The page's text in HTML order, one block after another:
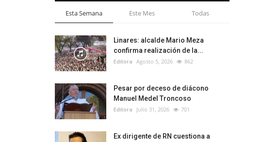
Esta Semana Este Mes Todas
Linares: alcalde Mario Meza
confirma realización de la...
Editora Agosto 5, 2026 862
Pesar por deceso de diácono
Manuel Medel Troncoso
Editora Julio 31, 2026 701
Ex dirigente de RN cuestiona a